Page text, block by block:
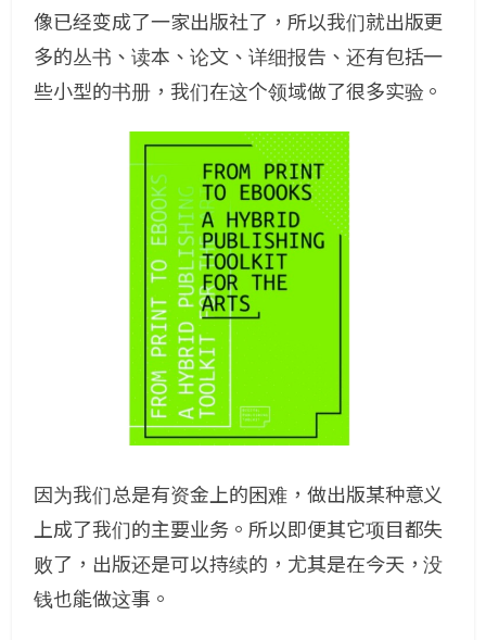
像已经变成了一家出版社了，所以我们就出版更
多的丛书、读本、论文、详细报告、还有包括一
些小型的书册，我们在这个领域做了很多实验。
因为我们总是有资金上的困难，做出版某种意义
上成了我们的主要业务。所以即便其它项目都失
败了，出版还是可以持续的，尤其是在今天，没
钱也能做这事。